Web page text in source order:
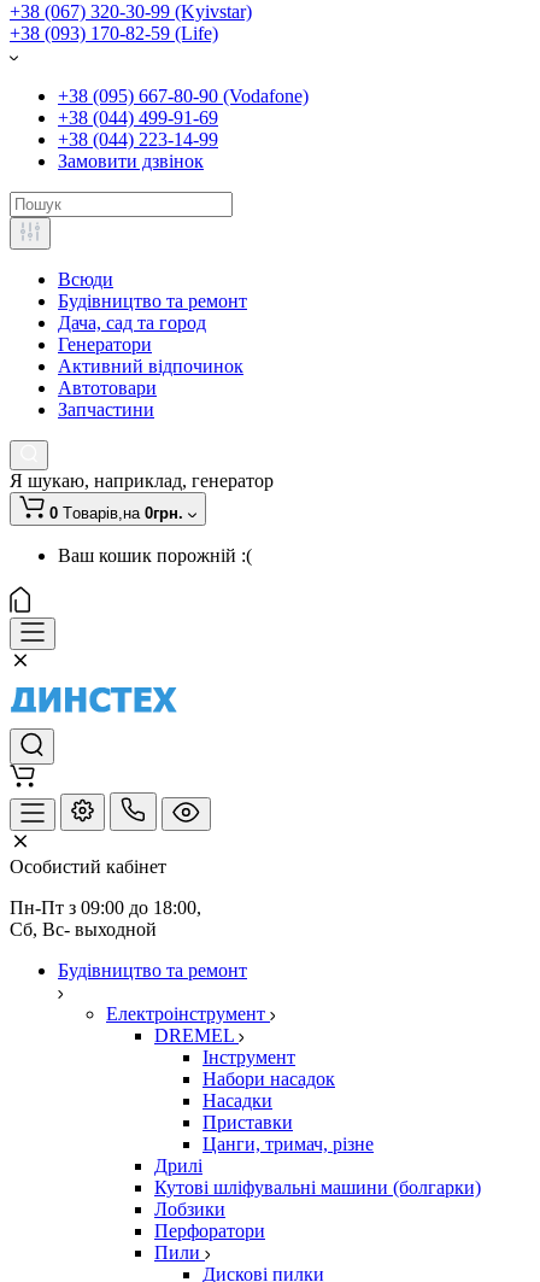
+38 (067) 320-30-99 (Kyivstar)
+38 (093) 170-82-59 (Life)
+38 (095) 667-80-90 (Vodafone)
+38 (044) 499-91-69
+38 (044) 223-14-99
Замовити дзвінок
Всюди
Будівництво та ремонт
Дача, сад та город
Генератори
Активний відпочинок
Автотовари
Запчастини
Я шукаю, наприклад, генератор
0 Tоварів,на 0грн.
Ваш кошик порожній :(
Особистий кабінет
Пн-Пт з 09:00 до 18:00,
Сб, Вс- выходной
Будівництво та ремонт
Електроінструмент
DREMEL
Інструмент
Набори насадок
Насадки
Приставки
Цанги, тримач, різне
Дрилі
Кутові шліфувальні машини (болгарки)
Лобзики
Перфоратори
Пили
Дискові пилки